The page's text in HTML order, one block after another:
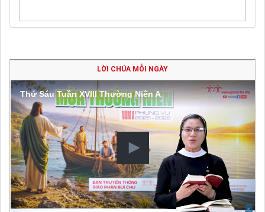
LỜI CHÚA MỖI NGÀY
Thứ Sáu Tuần XVIII Thường Niên A